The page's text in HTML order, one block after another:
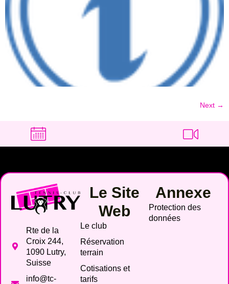
Next →
Rte de la
Croix 244,
1090 Lutry,
Suisse
info@tc-
Le Site
Web
Le club
Réservation
terrain
Cotisations et
tarifs
Annexe
Protection des
données